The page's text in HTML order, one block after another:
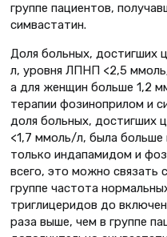
группе пациентов,
симвастатин.
Доля больных, достигших
л, уровня ЛПНП <2,5
а для женщин больше 1,2
терапии фозиноприлом и
доля больных, достигших
<1,7 ммоль/л, была больше
только индапамидом и
всего, это можно связать
группе частота
триглицеридов до
раза выше, чем в группе